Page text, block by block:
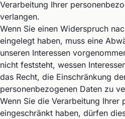
Verarbeitung Ihrer
verlangen.
Wenn Sie einen Widerspruch
eingelegt haben, muss eine
unseren Interessen
nicht feststeht, wessen
das Recht, die Einschränkung
personenbezogenen Daten zu
Wenn Sie die Verarbeitung Ihrer
eingeschränkt haben, dürfen